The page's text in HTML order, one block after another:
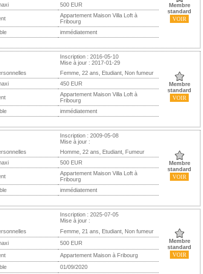
Membre
standard
VOIR
500 EUR
Appartement Maison Villa Loft à
Fribourg
immédiatement
Inscription : 2016-05-10
Mise à jour : 2017-01-29
Femme, 22 ans, Etudiant, Non fumeur
Membre
standard
VOIR
450 EUR
Appartement Maison Villa Loft à
Fribourg
immédiatement
Inscription : 2009-05-08
Mise à jour :
Homme, 22 ans, Etudiant, Fumeur
Membre
standard
VOIR
500 EUR
Appartement Maison Villa Loft à
Fribourg
immédiatement
Inscription : 2025-07-05
Mise à jour :
Femme, 21 ans, Etudiant, Non fumeur
Membre
standard
VOIR
500 EUR
Appartement Maison à Fribourg
01/09/2020